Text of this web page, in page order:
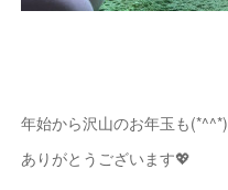
年始から沢山のお年玉も(*^^*)
ありがとうございます💖